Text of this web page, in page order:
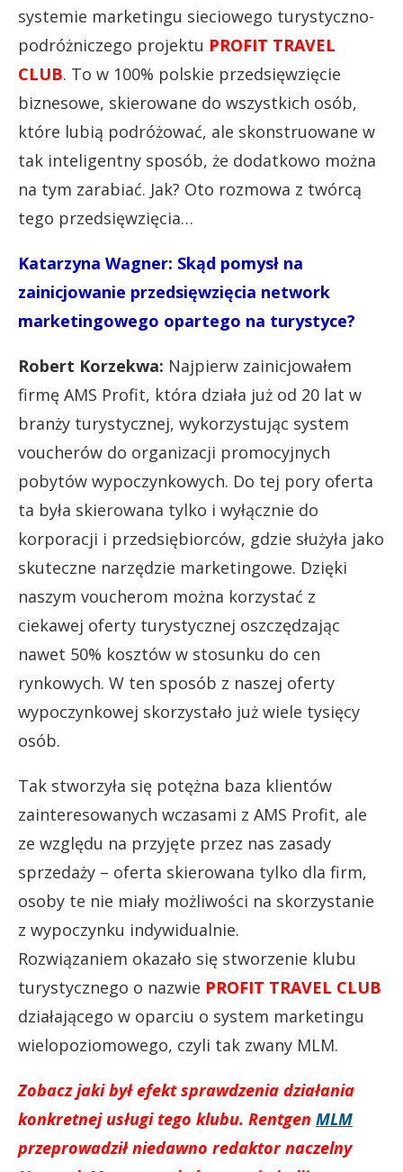
systemie marketingu sieciowego turystyczno-
podróżniczego projektu PROFIT TRAVEL
CLUB. To w 100% polskie przedsięwzięcie
biznesowe, skierowane do wszystkich osób,
które lubią podróżować, ale skonstruowane w
tak inteligentny sposób, że dodatkowo można
na tym zarabiać. Jak? Oto rozmowa z twórcą
tego przedsięwzięcia…
Katarzyna Wagner: Skąd pomysł na
zainicjowanie przedsięwzięcia network
marketingowego opartego na turystyce?
Robert Korzekwa: Najpierw zainicjowałem
firmę AMS Profit, która działa już od 20 lat w
branży turystycznej, wykorzystując system
voucherów do organizacji promocyjnych
pobytów wypoczynkowych. Do tej pory oferta
ta była skierowana tylko i wyłącznie do
korporacji i przedsiębiorców, gdzie służyła jako
skuteczne narzędzie marketingowe. Dzięki
naszym voucherom można korzystać z
ciekawej oferty turystycznej oszczędzając
nawet 50% kosztów w stosunku do cen
rynkowych. W ten sposób z naszej oferty
wypoczynkowej skorzystało już wiele tysięcy
osób.
Tak stworzyła się potężna baza klientów
zainteresowanych wczasami z AMS Profit, ale
ze względu na przyjęte przez nas zasady
sprzedaży – oferta skierowana tylko dla firm,
osoby te nie miały możliwości na skorzystanie
z wypoczynku indywidualnie.
Rozwiązaniem okazało się stworzenie klubu
turystycznego o nazwie PROFIT TRAVEL CLUB
działającego w oparciu o system marketingu
wielopoziomowego, czyli tak zwany MLM.
Zobacz jaki był efekt sprawdzenia działania
konkretnej usługi tego klubu. Rentgen MLM
przeprowadził niedawno redaktor naczelny